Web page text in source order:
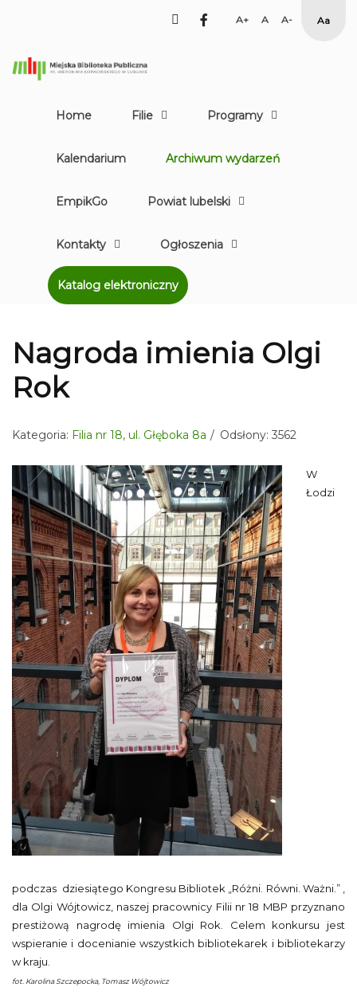
facebook
Set Set
Smaller
High
Home Filie Programy
Kalendarium Archiwum wydarzeń
EmpikGo Powiat lubelski
Kontakty Ogłoszenia
Katalog elektroniczny
Nagroda imienia Olgi
Rok
Kategoria: Filia nr 18, ul. Głęboka 8a Odsłony: 3562
W
Łodzi
podczas dziesiątego Kongresu Bibliotek „Różni. Równi. Ważni.” ,
dla Olgi Wójtowicz, naszej pracownicy Filii nr 18 MBP przyznano
prestiżową nagrodę imienia Olgi Rok. Celem konkursu jest
wspieranie i docenianie wszystkich bibliotekarek i bibliotekarzy
w kraju.
fot. Karolina Szczepocka, Tomasz Wójtowicz